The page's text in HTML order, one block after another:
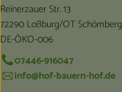
Reinerzauer Str. 13
72290 Loßburg/OT Schömberg
DE-ÖKO-006
07446-916047
info@hof-bauern-hof.de